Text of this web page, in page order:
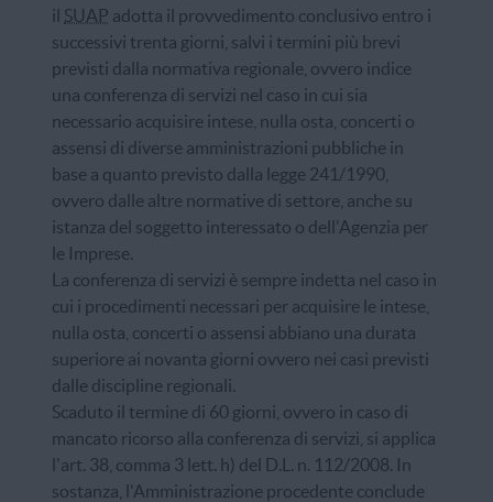
il SUAP adotta il provvedimento conclusivo entro i
successivi trenta giorni, salvi i termini più brevi
previsti dalla normativa regionale, ovvero indice
una conferenza di servizi nel caso in cui sia
necessario acquisire intese, nulla osta, concerti o
assensi di diverse amministrazioni pubbliche in
base a quanto previsto dalla legge 241/1990,
ovvero dalle altre normative di settore, anche su
istanza del soggetto interessato o dell'Agenzia per
le Imprese.
La conferenza di servizi è sempre indetta nel caso in
cui i procedimenti necessari per acquisire le intese,
nulla osta, concerti o assensi abbiano una durata
superiore ai novanta giorni ovvero nei casi previsti
dalle discipline regionali.
Scaduto il termine di 60 giorni, ovvero in caso di
mancato ricorso alla conferenza di servizi, si applica
l'art. 38, comma 3 lett. h) del D.L. n. 112/2008. In
sostanza, l'Amministrazione procedente conclude